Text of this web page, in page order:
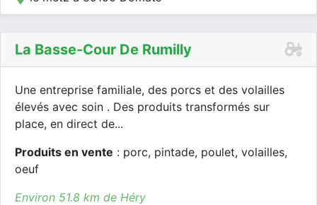
La Basse-Cour De Rumilly
Une entreprise familiale, des porcs et des volailles
élevés avec soin . Des produits transformés sur
place, en direct de...
Produits en vente : porc, pintade, poulet, volailles,
oeuf
Environ 51.8 km de Héry